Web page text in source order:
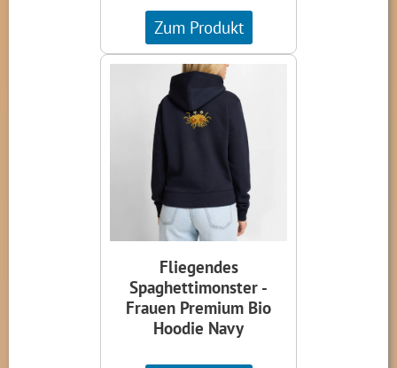
Zum Produkt
Fliegendes
Spaghettimonster -
Frauen Premium Bio
Hoodie Navy